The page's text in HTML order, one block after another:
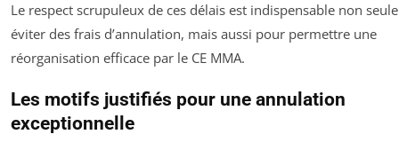
Le respect scrupuleux de ces délais est indispensable non
éviter des frais d’annulation, mais aussi pour permettre une
réorganisation efficace par le CE MMA.
Les motifs justifiés pour une annulation
exceptionnelle